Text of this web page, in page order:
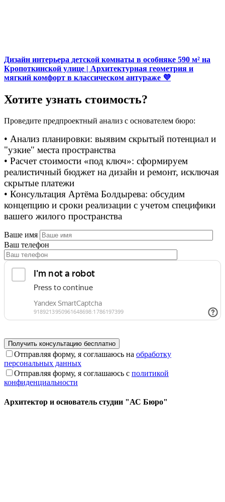
Дизайн интерьера детской комнаты в особняке 590 м² на
Кропоткинской улице | Архитектурная геометрия и
мягкий комфорт в классическом антураже 💜
Хотите узнать стоимость?
Проведите предпроектный анализ с основателем бюро:
• Анализ планировки: выявим скрытый потенциал и
"узкие" места пространства
• Расчет стоимости «под ключ»: сформируем
реалистичный бюджет на дизайн и ремонт, исключая
скрытые платежи
• Консультация Артёма Болдырева: обсудим
концепцию и сроки реализации с учетом специфики
вашего жилого пространства
Ваше имя
Ваш телефон
Отправляя форму, я соглашаюсь на обработку
персональных данных
Отправляя форму, я соглашаюсь с политикой
конфиденциальности
Архитектор и основатель студии "АС Бюро"